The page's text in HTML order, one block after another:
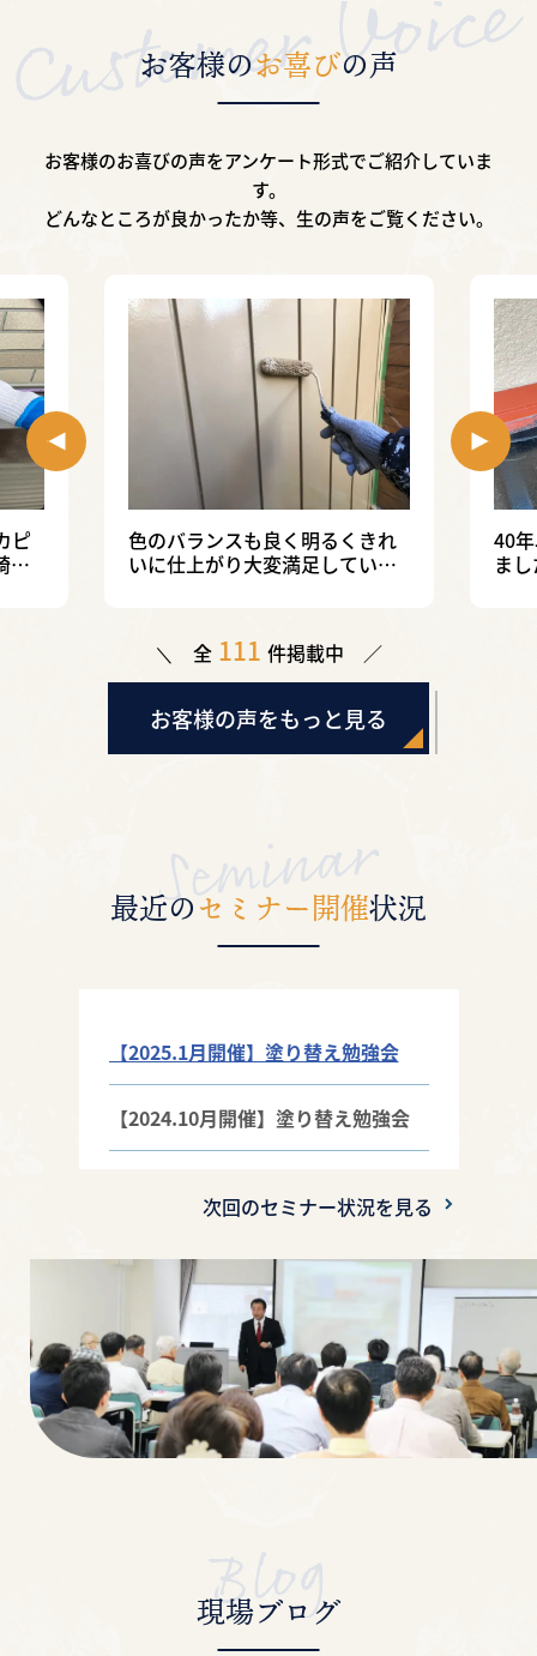
ピ
麗
色のバランスも良く明るくきれ
いに仕上がり大変満足していま
40
ま
全 111 件掲載中
お客様の声をもっと見る
お客様のお喜びの声
お客様のお喜びの声をアンケート形式でご紹介していま
す。
どんなところが良かったか等、生の声をご覧ください。
最近のセミナー開催状況
【2025.1月開催】塗り替え勉強会
【2024.10月開催】塗り替え勉強会
【2024.4月開催】塗り替え勉強会
【2024.3月開催】塗り替え勉強会
【2024.1月開催】塗り替え勉強会
【2023.10月開催②】塗り替え勉強会
【2023年10月開催】塗り替え勉強会
次回のセミナー状況を見る
現場ブログ